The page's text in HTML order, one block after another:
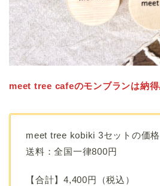
meet tree cafeのモンブランは納得
meet tree kobiki 3セットの価
送料：全国一律800円
【合計】4,400円（税込）